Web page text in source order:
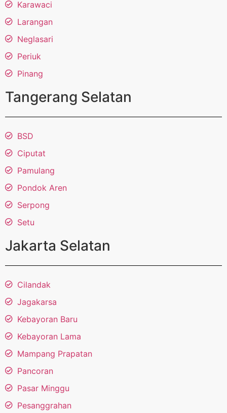
Karawaci
Larangan
Neglasari
Periuk
Pinang
Tangerang Selatan
BSD
Ciputat
Pamulang
Pondok Aren
Serpong
Setu
Jakarta Selatan
Cilandak
Jagakarsa
Kebayoran Baru
Kebayoran Lama
Mampang Prapatan
Pancoran
Pasar Minggu
Pesanggrahan